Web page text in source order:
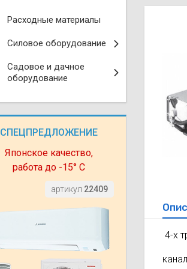
Расходные материалы
Силовое оборудование
Садовое и дачное
оборудование
СПЕЦПРЕДЛОЖЕНИЕ
Японское качество,
работа до -15° С
артикул 22409
4-х
Моноблоки
VRF
Компрессорно-
Чиллеры
Вентиляторы
Очистители и
Электрокамины
Сушилки для
Печи банные
Бензотриммеры
Газонокосилки
Газонокосилки
Подметально-
Измельчители
Дровоколы